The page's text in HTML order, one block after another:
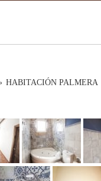
HABITACIÓN PALMERA